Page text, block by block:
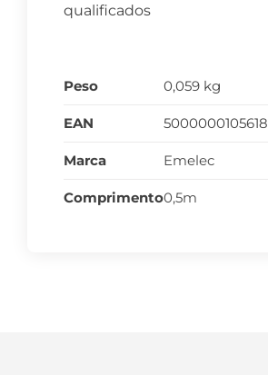
qualificados
Peso 0,059 kg
EAN 5000000105618
Marca Emelec
Comprimento0,5m